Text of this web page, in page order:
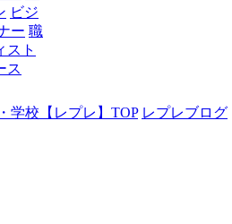
ビジ
ー 職
スト
ス
学校【レプレ】TOP レプレブログ